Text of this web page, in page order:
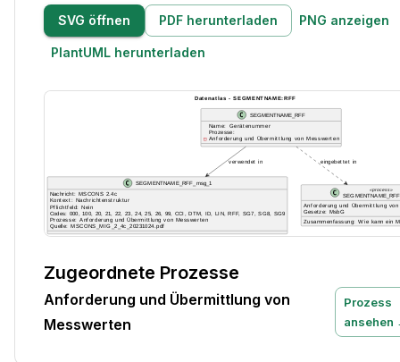
SVG öffnen PDF herunterladen PNG anzeigen
PlantUML herunterladen
Zugeordnete Prozesse
Anforderung und Übermittlung von
Messwerten
Prozess
ansehen